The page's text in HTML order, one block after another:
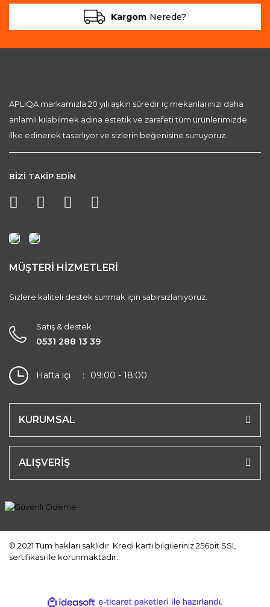
Kargom Nerede?
APLIQA markamızla 20 yılı aşkın süredir iç mekanlarınızı daha
anlamlı kılabilmek adına estetik ve zarafeti tüm ürünlerimizde
ilke edinerek tasarlıyor ve sizlerin beğenisine sunuyoruz.
BİZİ TAKİP EDİN
MÜŞTERİ HİZMETLERİ
Sizlere kaliteli destek sunmak için sabırsızlanıyoruz.
Satış & destek
0531 288 13 39
Hafta içi 09:00 - 18:00
KURUMSAL
ALIŞVERİŞ
© 2021 Tüm hakları saklıdır. Kredi kartı bilgileriniz 256bit SSL
sertifikası ile korunmaktadır.
ideasoft e-